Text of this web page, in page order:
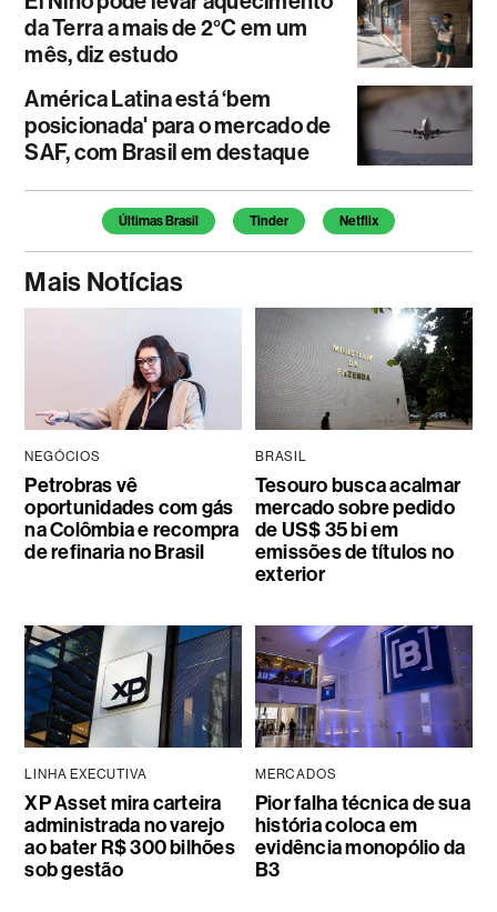
da Terra a mais de 2°C em um
mês, diz estudo
América Latina está ‘bem
posicionada' para o mercado de
SAF, com Brasil em destaque
Temas deste artigo
Últimas Brasil Tinder Netflix
Mais Notícias
NEGÓCIOS
Petrobras vê
oportunidades com gás
na Colômbia e recompra
de refinaria no Brasil
BRASIL
Tesouro busca acalmar
mercado sobre pedido
de US$ 35 bi em
emissões de títulos no
exterior
LINHA EXECUTIVA
XP Asset mira carteira
administrada no varejo
ao bater R$ 300 bilhões
sob gestão
MERCADOS
Pior falha técnica de sua
história coloca em
evidência monopólio da
B3